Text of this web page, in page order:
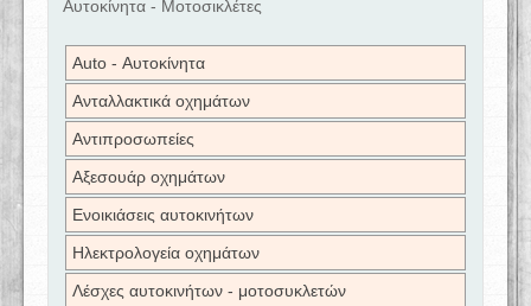
Αυτοκίνητα - Μοτοσικλέτες
Auto - Αυτοκίνητα
Ανταλλακτικά οχημάτων
Αντιπροσωπείες
Αξεσουάρ οχημάτων
Ενοικιάσεις αυτοκινήτων
Ηλεκτρολογεία οχημάτων
Λέσχες αυτοκινήτων - μοτοσυκλετών